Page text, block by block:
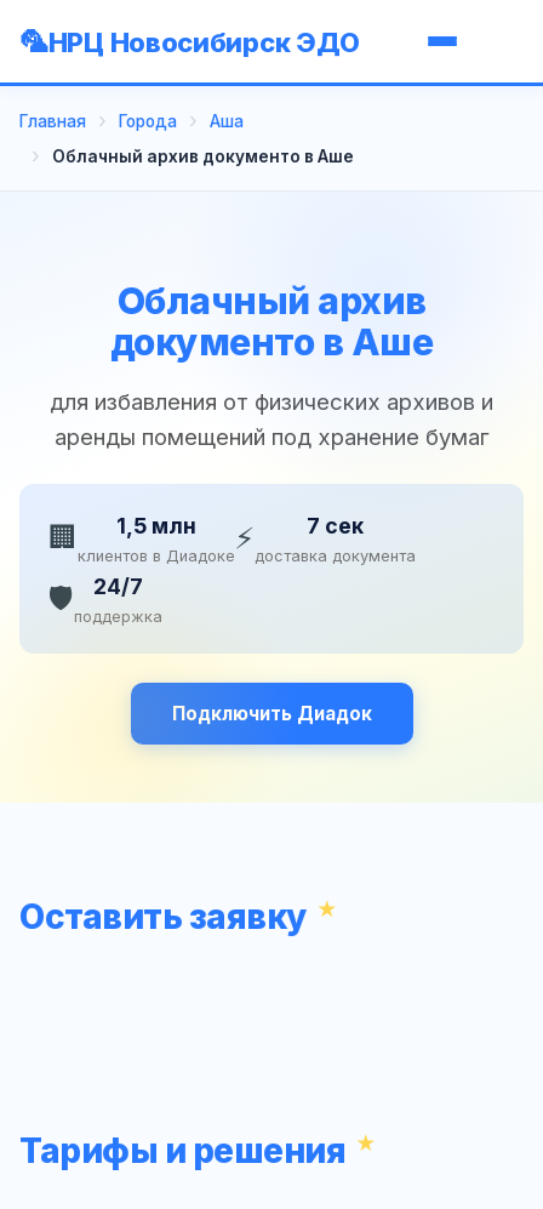
НРЦ Новосибирск ЭДО
Главная Города
Аша
Облачный архив документо в Аше
Облачный архив
документо в Аше
для избавления от физических архивов и
аренды помещений под хранение бумаг
🏢 1,5 млн
клиентов в Диадоке⚡ 7 сек
доставка документа
🛡️ 24/7
поддержка
Подключить Диадок
Оставить заявку
Тарифы и решения